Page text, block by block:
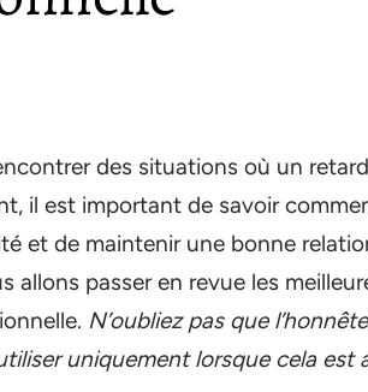
des situations où un
il est important de savoir
et de maintenir une bonne
allons passer en revue les
N’oubliez pas que
uniquement lorsque cela est